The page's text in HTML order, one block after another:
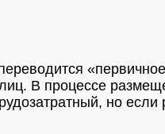
В процессе
но